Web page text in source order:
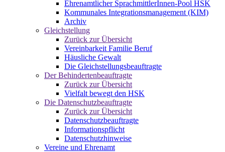
Ehrenamtlicher SprachmittlerInnen-Pool HSK
Kommunales Integrationsmanagement (KIM)
Archiv
Gleichstellung
Zurück zur Übersicht
Vereinbarkeit Familie Beruf
Häusliche Gewalt
Die Gleichstellungsbeauftragte
Der Behindertenbeauftragte
Zurück zur Übersicht
Vielfalt bewegt den HSK
Die Datenschutzbeauftragte
Zurück zur Übersicht
Datenschutzbeauftragte
Informationspflicht
Datenschutzhinweise
Vereine und Ehrenamt